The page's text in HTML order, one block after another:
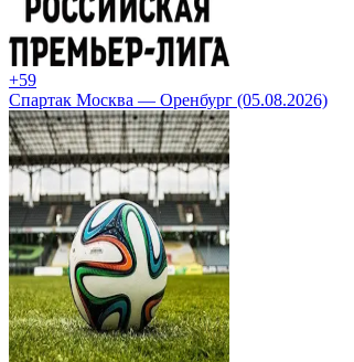
+59
Спартак Москва — Оренбург (05.08.2026)